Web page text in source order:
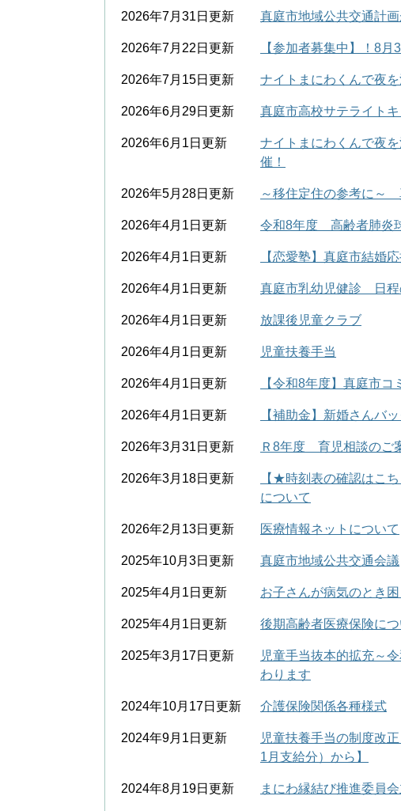
2026年7月31日更新 真庭市地域公共交通計
2026年7月22日更新 【参加者募集中】！8
2026年7月15日更新 ナイトまにわくんで夜を
2026年6月29日更新 真庭市高校サテライト
2026年6月1日更新
ナイトまにわくんで夜
催！
2026年5月28日更新 ～移住定住の参考に～
2026年4月1日更新 令和8年度 高齢者肺炎
2026年4月1日更新 【恋愛塾】真庭市結婚
2026年4月1日更新 真庭市乳幼児健診 日程
2026年4月1日更新 放課後児童クラブ
2026年4月1日更新 児童扶養手当
2026年4月1日更新 【令和8年度】真庭市
2026年4月1日更新 【補助金】新婚さんバ
2026年3月31日更新 Ｒ8年度 育児相談のご
2026年3月18日更新
【★時刻表の確認はこ
について
2026年2月13日更新 医療情報ネットについて
2025年10月3日更新 真庭市地域公共交通会議
2025年4月1日更新 お子さんが病気のとき
2025年4月1日更新 後期高齢者医療保険につ
2025年3月17日更新
児童手当抜本的拡充～
わります
2024年10月17日更新 介護保険関係各種様式
2024年9月1日更新
児童扶養手当の制度改
1月支給分）から】
2024年8月19日更新 まにわ縁結び推進委員